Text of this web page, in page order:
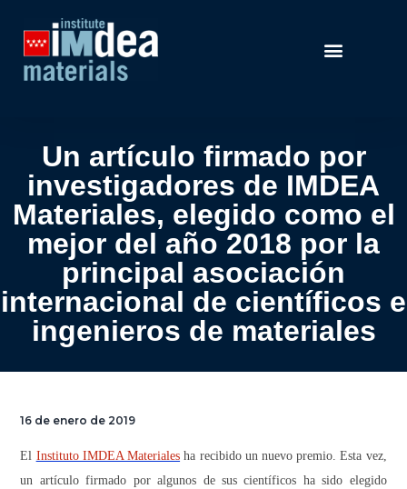
Un artículo firmado por
investigadores de IMDEA
Materiales, elegido como el
mejor del año 2018 por la
principal asociación
internacional de científicos e
ingenieros de materiales
16 de enero de 2019
El Instituto IMDEA Materiales ha recibido un nuevo premio. Esta vez,
un artículo firmado por algunos de sus científicos ha sido elegido